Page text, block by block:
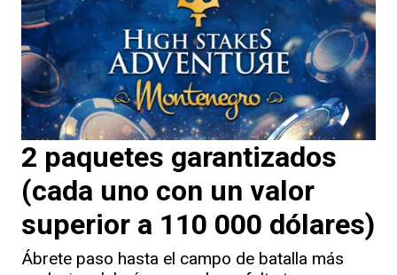
2 paquetes garantizados
(cada uno con un valor
superior a 110 000 dólares)
Ábrete paso hasta el campo de batalla más